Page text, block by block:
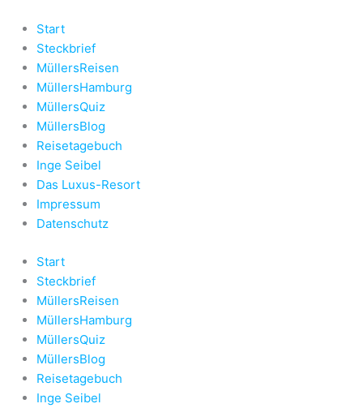
Inhalt
springen
Start
Steckbrief
MüllersReisen
MüllersHamburg
MüllersQuiz
MüllersBlog
Reisetagebuch
Inge Seibel
Das Luxus-Resort
Impressum
Datenschutz
Start
Steckbrief
MüllersReisen
MüllersHamburg
MüllersQuiz
MüllersBlog
Reisetagebuch
Inge Seibel